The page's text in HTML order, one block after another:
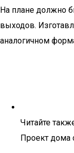
На плане должно
выходов.
аналогичном
Читайте
Проект дома